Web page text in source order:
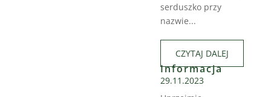
serduszko przy
nazwie...
CZYTAJ DALEJ
Informacja
29.11.2023